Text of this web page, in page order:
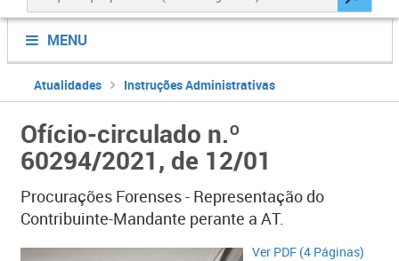
MENU
Atualidades Instruções Administrativas
Ofício-circulado n.º
60294/2021, de 12/01
Procurações Forenses - Representação do
Contribuinte-Mandante perante a AT.
​Ver PDF (4 Páginas)